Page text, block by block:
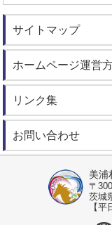
サイトマップ
ホームページ運営
リンク集
お問い合わせ
美浦
〒
茨城
【